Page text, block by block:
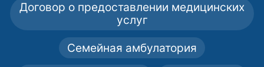
Договор о предоставлении медицинских
услуг
Семейная амбулатория